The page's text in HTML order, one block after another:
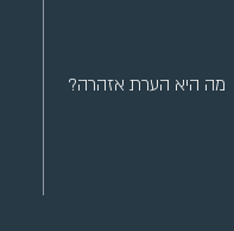
מה היא הערת אזהרה?